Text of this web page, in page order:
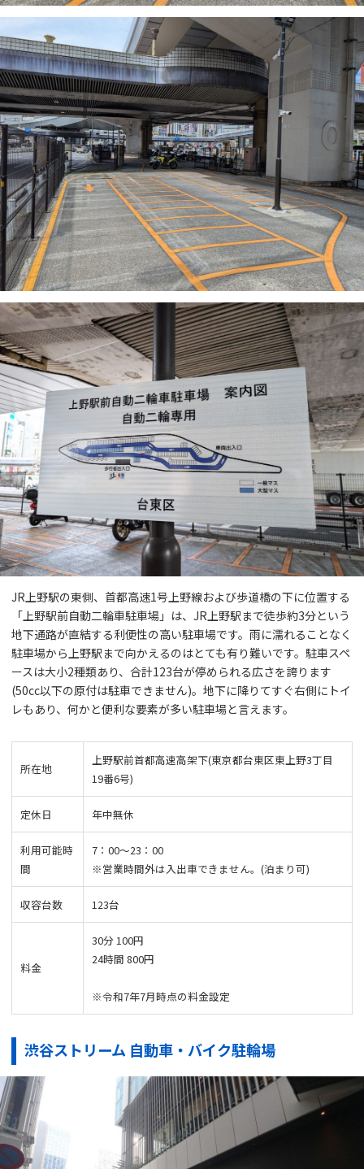
JR上野駅の東側、首都高速1号上野線および歩道橋の下に位置する
「上野駅前自動二輪車駐車場」は、JR上野駅まで徒歩約3分という
地下通路が直結する利便性の高い駐車場です。雨に濡れることなく
駐車場から上野駅まで向かえるのはとても有り難いです。駐車スペ
ースは大小2種類あり、合計123台が停められる広さを誇ります
(50cc以下の原付は駐車できません)。地下に降りてすぐ右側にトイ
レもあり、何かと便利な要素が多い駐車場と言えます。
所在地
上野駅前首都高速高架下(東京都台東区東上野3丁目
19番6号)
定休日 年中無休
利用可能時
間
7：00〜23：00
※営業時間外は入出車できません。(泊まり可)
収容台数 123台
料金
30分 100円
24時間 800円
※令和7年7月時点の料金設定
渋谷ストリーム 自動車・バイク駐輪場